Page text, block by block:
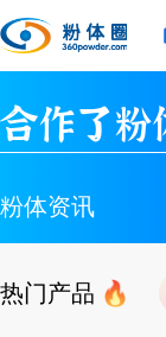
合作了粉
粉体资讯
热门产品